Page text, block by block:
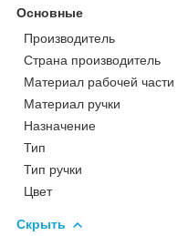
Основные
Производитель
Страна производитель
Материал рабочей части
Материал ручки
Назначение
Тип
Тип ручки
Цвет
Скрыть